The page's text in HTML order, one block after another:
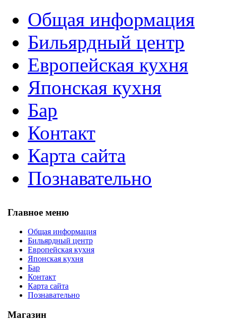
Общая информация
Бильярдный центр
Европейская кухня
Японская кухня
Бар
Контакт
Карта сайта
Познавательно
Главное меню
Общая информация
Бильярдный центр
Европейская кухня
Японская кухня
Бар
Контакт
Карта сайта
Познавательно
Магазин